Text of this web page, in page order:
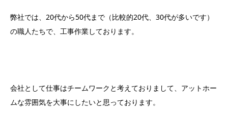
弊社では、20代から50代まで（比較的20代、30代が多いです）
の職人たちで、工事作業しております。
会社として仕事はチームワークと考えておりまして、アットホー
ムな雰囲気を大事にしたいと思っております。